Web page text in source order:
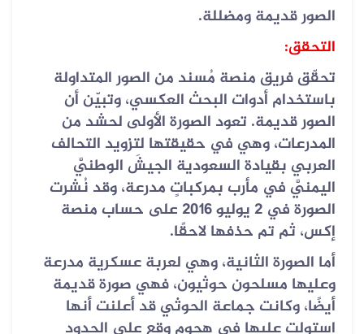
الصور قديمة ومضللة.
التحقق:
تحقّق فريق منصة مُسند من الصور المتداولة
باستخدام أدوات البحث العكسي، وتبيّن أن
الصور قديمة. تعود الصورة الأولى لحشد من
المدرعات، وهي في حقيقتها لتزويد التحالف
العربي بقيادة السعودية الجيشَ الوطنيَّ
اليمنيَّ في مأرب بمركباتٍ مدرعة، وقد نُشرت
الصورة في 2 يوليو 2016 على حساب منصة
إكس، ثم تم حذفها لاحقًا.
أما الصورة الثانية، وهي لعربة عسكرية مدرعة
وعليها مسلحون حوثيون، فهي صورة قديمة
أيضًا، وكانت جماعة الحوثي قد أعلنت أنها
استولت عليها في هجوم وقع على الحدود